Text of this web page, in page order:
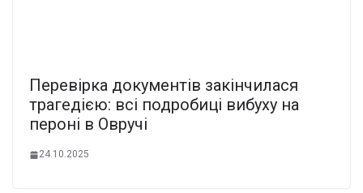
Перевірка документів закінчилася
трагедією: всі подробиці вибуху на
пероні в Овручі
24.10.2025